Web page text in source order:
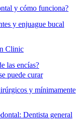
y cómo funciona?
y enjuague bucal
Clinic
las encías?
puede curar
y mínimamente
Dentista general